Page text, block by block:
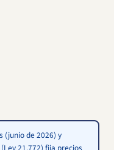
(junio de 2026) y